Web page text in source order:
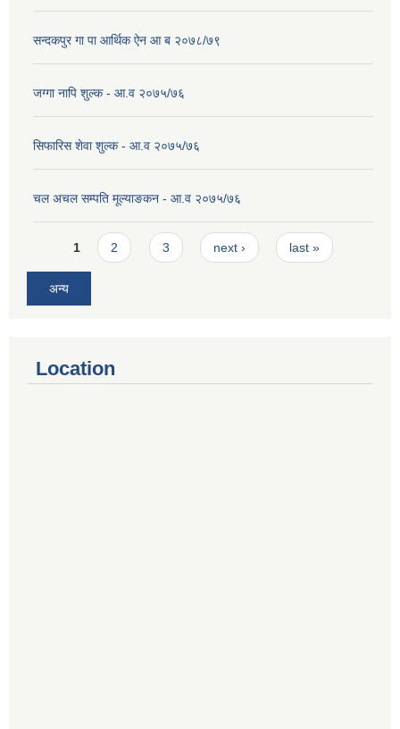
सन्दकपुर गा पा आर्थिक ऐन आ ब २०७८/७९
जग्गा नापि शुल्क - आ.व २०७५/७६
सिफारिस शेवा शुल्क - आ.व २०७५/७६
चल अचल सम्पति मूल्याङकन - आ.व २०७५/७६
Pages
1 2 3 next › last »
अन्य
Location